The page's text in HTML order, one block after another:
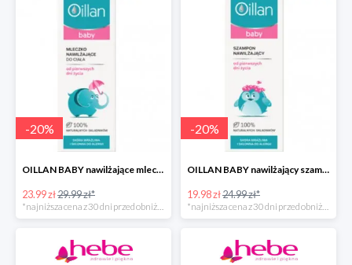
-20%
OILLAN BABY nawilżające mleczko do ciała, 200 ml
23.99 zł29.99 zł*
-20%
OILLAN BABY nawilżający szampon do włosów, 200 ml
19.98 zł24.99 zł*